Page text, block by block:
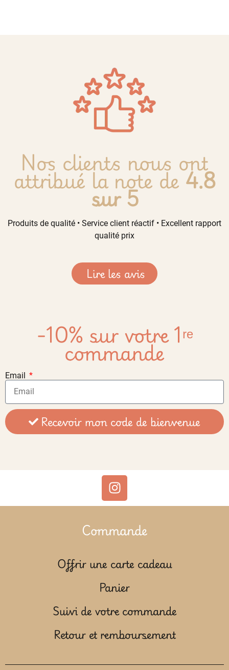
Nos clients nous ont
attribué la note de4.8
sur 5
Produits de qualité • Service client réactif • Excellent rapport
qualité prix
Lire les avis
-10% sur votre 1ʳᵉ
commande
Email
Recevoir mon code de bienvenue
Commande
Offrir une carte cadeau
Panier
Suivi de votre commande
Retour et remboursement